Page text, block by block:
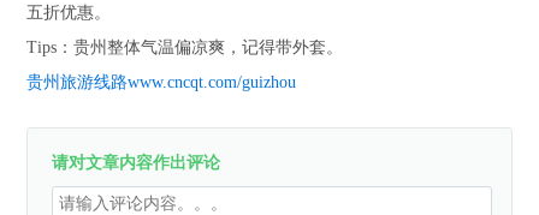
五折优惠。
Tips：贵州整体气温偏凉爽，记得带外套。
贵州旅游线路www.cncqt.com/guizhou
请对文章内容作出评论